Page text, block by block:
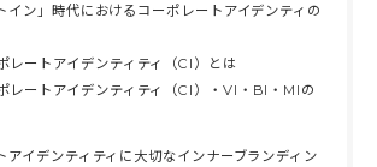
イン」時代におけるコーポレートアイデンティの
レートアイデンティティ（CI）とは
レートアイデンティティ（CI）・VI・BI・MIの
アイデンティティに大切なインナーブランディン